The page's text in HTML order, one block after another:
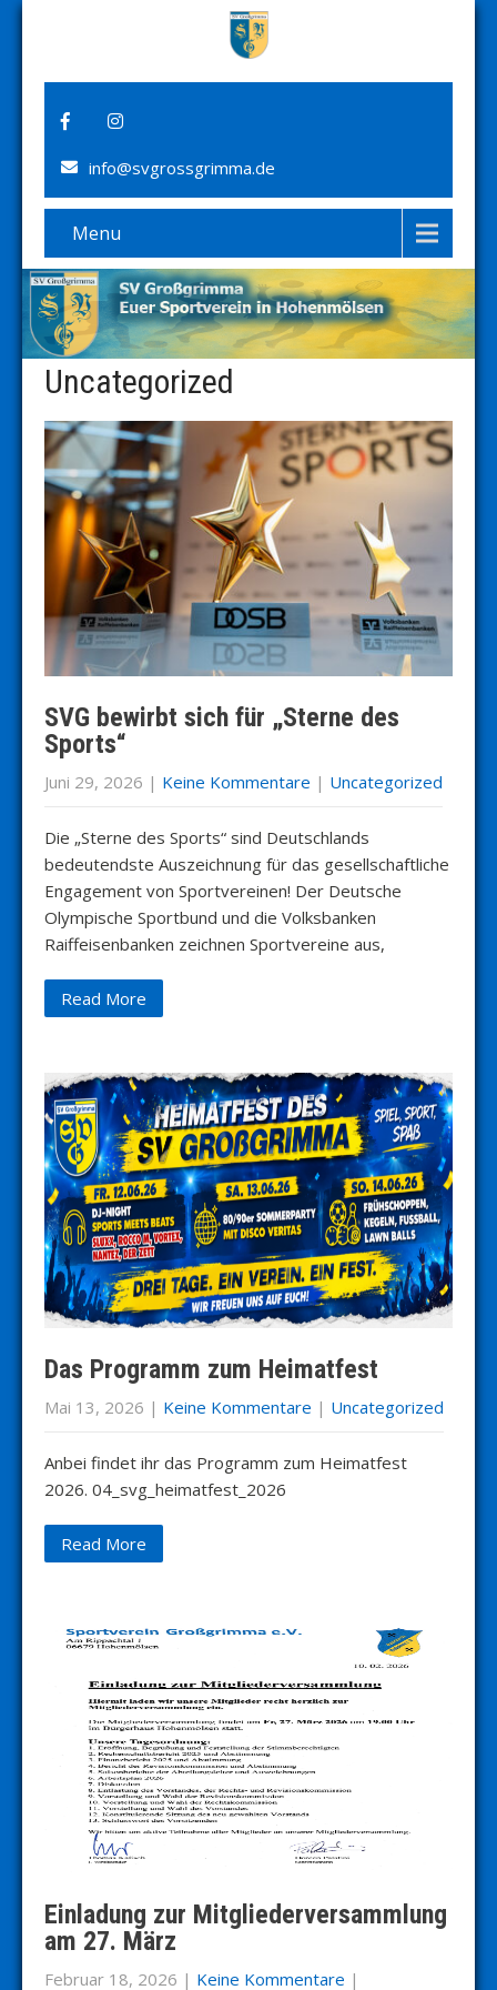
info@svgrossgrimma.de
Menu
Uncategorized
SVG bewirbt sich für „Sterne des
Sports“
Juni 29, 2026 | Keine Kommentare | Uncategorized
Die „Sterne des Sports“ sind Deutschlands
bedeutendste Auszeichnung für das gesellschaftliche
Engagement von Sportvereinen! Der Deutsche
Olympische Sportbund und die Volksbanken
Raiffeisenbanken zeichnen Sportvereine aus,
Read More
Das Programm zum Heimatfest
Mai 13, 2026 | Keine Kommentare | Uncategorized
Anbei findet ihr das Programm zum Heimatfest
2026. 04_svg_heimatfest_2026
Read More
Einladung zur Mitgliederversammlung
am 27. März
Februar 18, 2026 | Keine Kommentare |